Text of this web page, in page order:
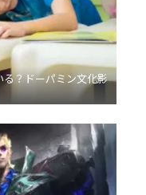
？ドーパミン文化影